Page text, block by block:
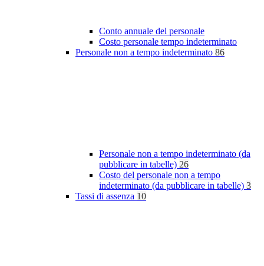
Conto annuale del personale
Costo personale tempo indeterminato
Personale non a tempo indeterminato 86
Personale non a tempo indeterminato (da
pubblicare in tabelle) 26
Costo del personale non a tempo
indeterminato (da pubblicare in tabelle) 3
Tassi di assenza 10